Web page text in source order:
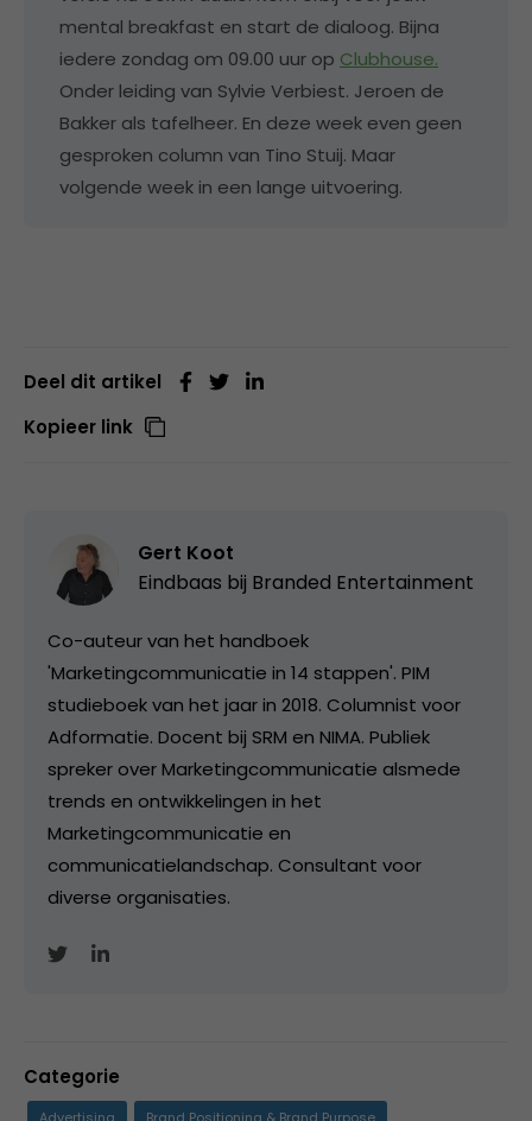
mental breakfast en start de dialoog. Bijna
iedere zondag om 09.00 uur op Clubhouse.
Onder leiding van Sylvie Verbiest. Jeroen de
Bakker als tafelheer. En deze week even geen
gesproken column van Tino Stuij. Maar
volgende week in een lange uitvoering.
Deel dit artikel
Kopieer link
Gert Koot
Eindbaas bij Branded Entertainment
Co-auteur van het handboek
'Marketingcommunicatie in 14 stappen'. PIM
studieboek van het jaar in 2018. Columnist voor
Adformatie. Docent bij SRM en NIMA. Publiek
spreker over Marketingcommunicatie alsmede
trends en ontwikkelingen in het
Marketingcommunicatie en
communicatielandschap. Consultant voor
diverse organisaties.
Categorie